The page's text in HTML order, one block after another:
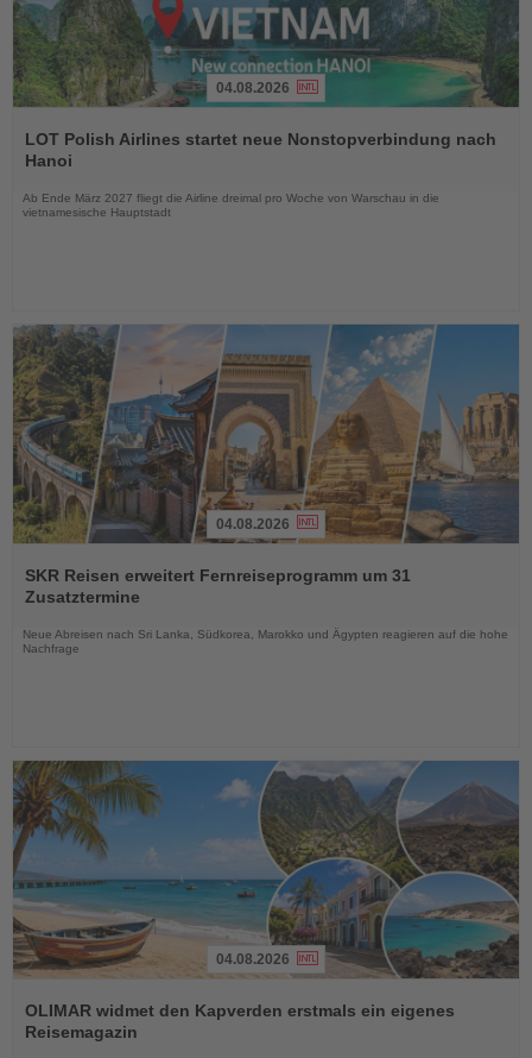
Sie
die
04.08.2026
LOT Polish Airlines startet neue Nonstopverbindung nach
Hanoi
Ab Ende März 2027 fliegt die Airline dreimal pro Woche von Warschau in die
vietnamesische Hauptstadt
Sie
die
04.08.2026
SKR Reisen erweitert Fernreiseprogramm um 31
Zusatztermine
Neue Abreisen nach Sri Lanka, Südkorea, Marokko und Ägypten reagieren auf die hohe
Nachfrage
Sie
die
Nachrichten
04.08.2026
OLIMAR widmet den Kapverden erstmals ein eigenes
Reisemagazin